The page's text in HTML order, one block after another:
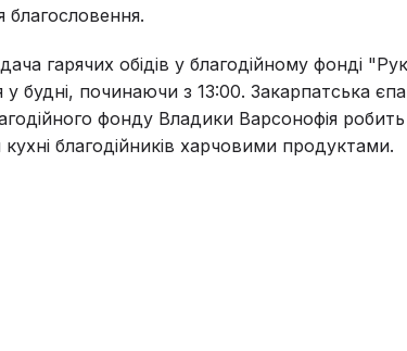
благословення.
гарячих обідів у благодійному фонді
у будні, починаючи з 13:00. Закарпатська
фонду Владики Варсонофія робить
благодійників харчовими продуктами.